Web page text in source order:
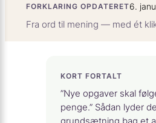
FORKLARING OPDATERET6.
Fra ord til mening — med ét
KORT FORTALT
”Nye opgaver skal
penge.” Sådan lyder